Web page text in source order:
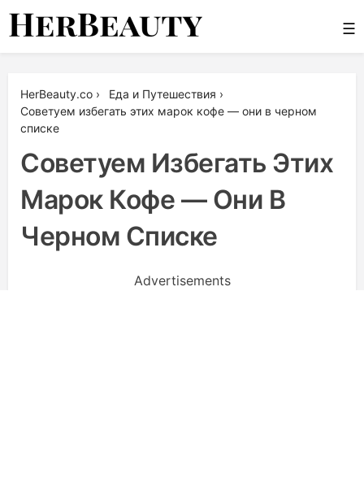
Skip
☰
HerBeauty.co › Еда и Путешествия ›
Советуем избегать этих марок кофе — они в черном
списке
Советуем Избегать Этих
Марок Кофе — Они В
Черном Списке
Advertisements